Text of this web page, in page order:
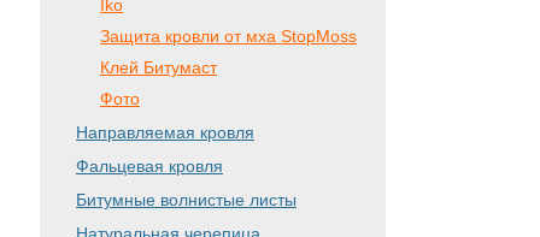
Iko
Защита кровли от мха StopMoss
Клей Битумаст
Фото
Направляемая кровля
Фальцевая кровля
Битумные волнистые листы